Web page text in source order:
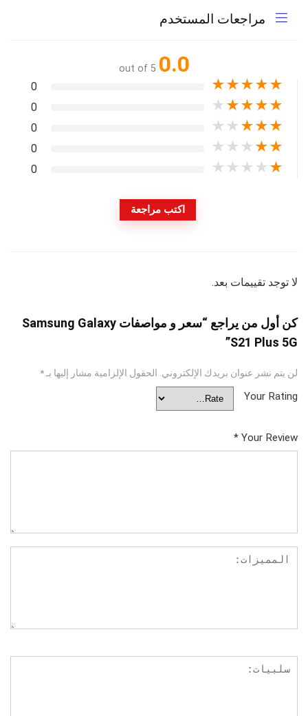
مراجعات المستخدم
0.0
out of 5
★
★
★
★
★
0
★
★
★
★
★
0
★
★
★
★
★
0
★
★
★
★
★
0
★
★
★
★
★
0
اكتب مراجعة
لا توجد تقييمات بعد.
كن أول من يراجع “سعر و مواصفات Samsung Galaxy
S21 Plus 5G”
لن يتم نشر عنوان بريدك الإلكتروني. الحقول الإلزامية مشار إليها بـ*
Your Rating
Your Review
*